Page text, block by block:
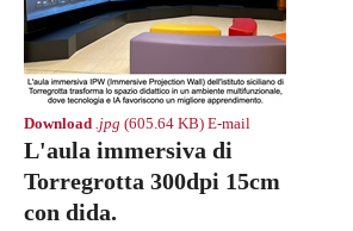
Download .jpg (605.64 KB) E-mail
L'aula immersiva di
Torregrotta 300dpi 15cm
con dida.